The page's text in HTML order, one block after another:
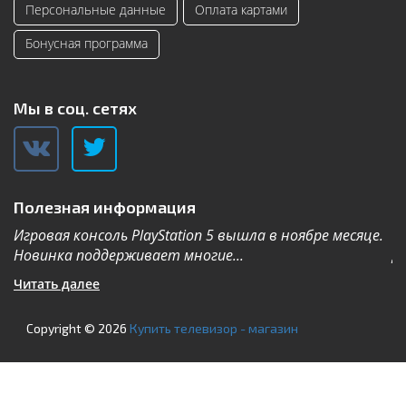
Персональные данные
Оплата картами
Бонусная программа
Мы в соц. сетях
Полезная информация
Игровая консоль PlayStation 5 вышла в ноябре месяце.
Новинка поддерживает многие...
Читать далее
Copyright © 2026 Купить телевизор - магазин